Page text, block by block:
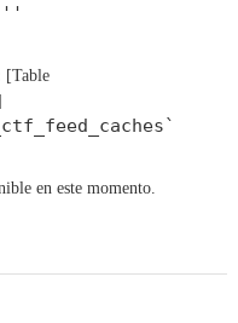
''
[Table
en este momento.